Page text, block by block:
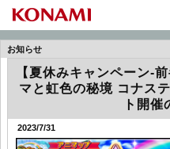
お知らせ
【夏休みキャンペーン-
マと虹色の秘境 コナス
ト開催
2023/7/31